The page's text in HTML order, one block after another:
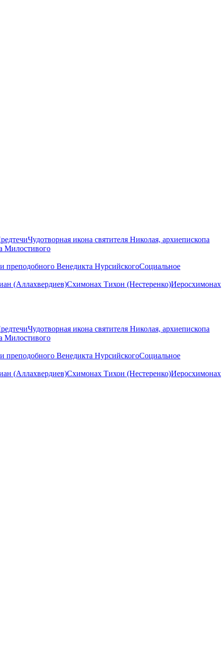
Чудотворная икона святителя Николая, архиепископа
Милостивого
преподобного Венедикта НурсийскогоСоциальное
(Аллахвердиев)Схимонах Тихон (Нестеренко)Иеросхимонах
Чудотворная икона святителя Николая, архиепископа
Милостивого
преподобного Венедикта НурсийскогоСоциальное
(Аллахвердиев)Схимонах Тихон (Нестеренко)Иеросхимонах